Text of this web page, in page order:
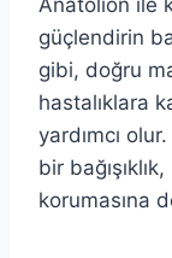
Anatolion ile
güçlendirin
gibi, doğru
hastalıklara
yardımcı
bir
korumasına